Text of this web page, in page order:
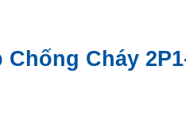
Chống Cháy